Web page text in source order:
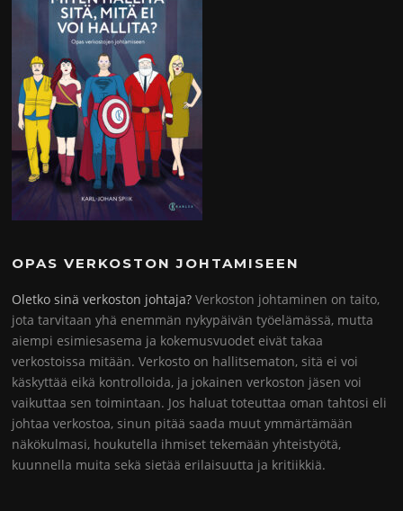
OPAS VERKOSTON JOHTAMISEEN
Oletko sinä verkoston johtaja? Verkoston johtaminen on taito,
jota tarvitaan yhä enemmän nykypäivän työelämässä, mutta
aiempi esimiesasema ja kokemusvuodet eivät takaa
verkostoissa mitään. Verkosto on hallitsematon, sitä ei voi
käskyttää eikä kontrolloida, ja jokainen verkoston jäsen voi
vaikuttaa sen toimintaan. Jos haluat toteuttaa oman tahtosi eli
johtaa verkostoa, sinun pitää saada muut ymmärtämään
näkökulmasi, houkutella ihmiset tekemään yhteistyötä,
kuunnella muita sekä sietää erilaisuutta ja kritiikkiä.